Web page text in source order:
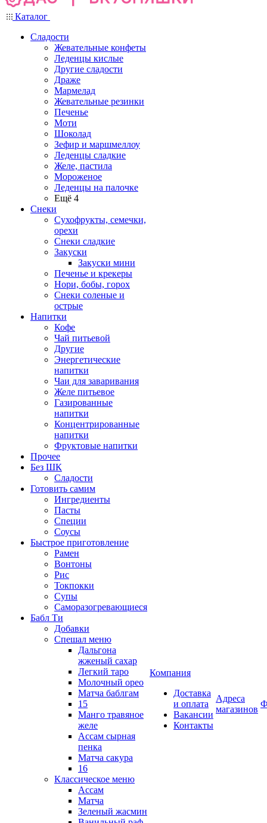
Каталог
Сладости
Жевательные конфеты
Леденцы кислые
Другие сладости
Драже
Мармелад
Жевательные резинки
Печенье
Моти
Шоколад
Зефир и маршмеллоу
Леденцы сладкие
Желе, пастила
Мороженое
Леденцы на палочке
Ещё 4
Снеки
Сухофрукты, семечки,
орехи
Снеки сладкие
Закуски
Закуски мини
Печенье и крекеры
Нори, бобы, горох
Снеки соленые и
острые
Напитки
Кофе
Чай питьевой
Другие
Энергетические
напитки
Чаи для заваривания
Желе питьевое
Газированные
напитки
Концентрированные
напитки
Фруктовые напитки
Прочее
Без ШК
Сладости
Готовить самим
Ингредиенты
Пасты
Специи
Соусы
Быстрое приготовление
Рамен
Вонтоны
Рис
Токпокки
Супы
Саморазогревающиеся
Бабл Ти
Добавки
Спешал меню
Дальгона
жженый сахар
Легкий таро
Молочный орео
Матча баблгам
15
Манго травяное
желе
Ассам сырная
пенка
Матча сакура
16
Классическое меню
Ассам
Матча
Зеленый жасмин
Компания
Доставка
и оплата
Вакансии
Контакты
Адреса
магазинов